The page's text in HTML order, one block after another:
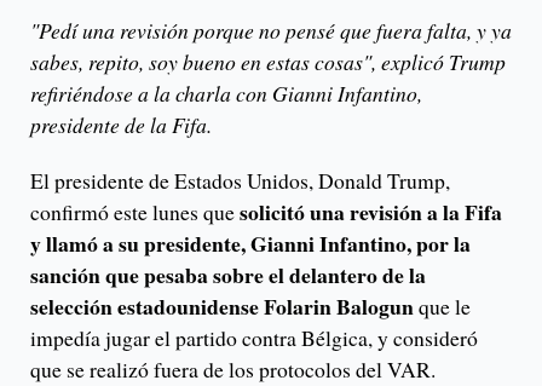
"Pedí una revisión porque no pensé que fuera falta, y ya
sabes, repito, soy bueno en estas cosas", explicó Trump
refiriéndose a la charla con Gianni Infantino,
presidente de la Fifa.
El presidente de Estados Unidos, Donald Trump,
confirmó este lunes quesolicitó una revisión a la Fifa
y llamó a su presidente, Gianni Infantino, por la
sanción que pesaba sobre el delantero de la
selección estadounidense Folarin Balogunque le
impedía jugar el partido contra Bélgica, y consideró
que se realizó fuera de los protocolos del VAR.